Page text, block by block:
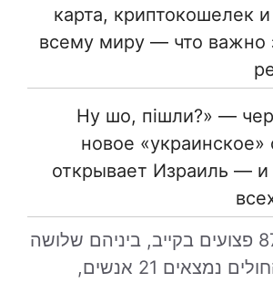
карта, криптокошелек
всему миру — что важно
«Ну шо, пішли?» —
новое
открывает Израиль — и
כעת ידוע על 87 פצועים בקייב, ביניהם שלושה
ילדים. בבתי החולים נמצאים 21 אנשים,